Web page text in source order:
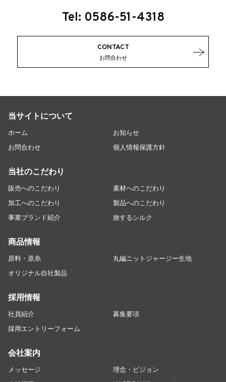
Tel: 0586-51-4318
CONTACT
お問合わせ
当サイトについて
ホーム
お知らせ
お問合わせ
個人情報保護方針
当社のこだわり
販売へのこだわり
素材へのこだわり
加工へのこだわり
製品へのこだわり
事業ブランド紹介
旅するシルク
商品情報
原料・原糸
丸編ニットジャージー生地
オリジナル自社製品
採用情報
社員紹介
募集要項
採用エントリーフォーム
会社案内
メッセージ
理念・ビジョン